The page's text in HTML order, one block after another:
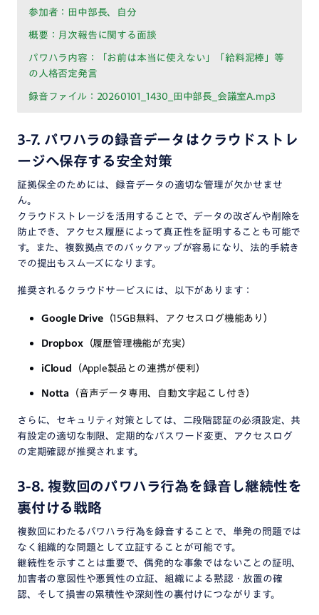
参加者：田中部長、自分
概要：月次報告に関する面談
パワハラ内容：「お前は本当に使えない」「給料泥棒」等
の人格否定発言
録音ファイル：20260101_1430_田中部長_会議室A.mp3
3-7. パワハラの録音データはクラウドストレ
ージへ保存する安全対策
証拠保全のためには、録音データの適切な管理が欠かせませ
ん。
クラウドストレージを活用することで、データの改ざんや削除を
防止でき、アクセス履歴によって真正性を証明することも可能で
す。また、複数拠点でのバックアップが容易になり、法的手続き
での提出もスムーズになります。
推奨されるクラウドサービスには、以下があります：
Google Drive（15GB無料、アクセスログ機能あり）
Dropbox（履歴管理機能が充実）
iCloud （Apple製品との連携が便利）
Notta （音声データ専用、自動文字起こし付き）
さらに、セキュリティ対策としては、二段階認証の必須設定、共
有設定の適切な制限、定期的なパスワード変更、アクセスログ
の定期確認が推奨されます。
3-8. 複数回のパワハラ行為を録音し継続性を
裏付ける戦略
複数回にわたるパワハラ行為を録音することで、単発の問題では
なく組織的な問題として立証することが可能です。
継続性を示すことは重要で、偶発的な事象ではないことの証明、
加害者の意図性や悪質性の立証、組織による黙認・放置の確
認、そして損害の累積性や深刻性の裏付けにつながります。